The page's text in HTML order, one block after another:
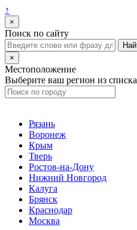
↑
×
Поиск по сайту
×
Местоположение
Выберите ваш регион из списка
Рязань
Воронеж
Крым
Тверь
Ростов-на-Дону
Нижний Новгород
Калуга
Брянск
Краснодар
Москва